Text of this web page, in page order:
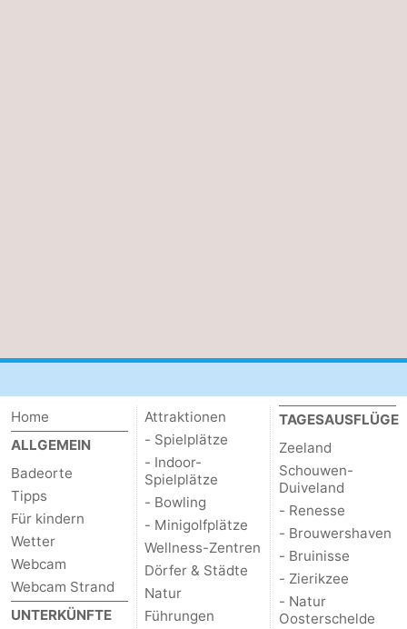
Home
ALLGEMEIN
Badeorte
Tipps
Für kindern
Wetter
Webcam
Webcam Strand
UNTERKÜNFTE
Attraktionen
- Spielplätze
- Indoor-
Spielplätze
- Bowling
- Minigolfplätze
Wellness-Zentren
Dörfer & Städte
Natur
Führungen
TAGESAUSFLÜGE
Zeeland
Schouwen-
Duiveland
- Renesse
- Brouwershaven
- Bruinisse
- Zierikzee
- Natur
Oosterschelde